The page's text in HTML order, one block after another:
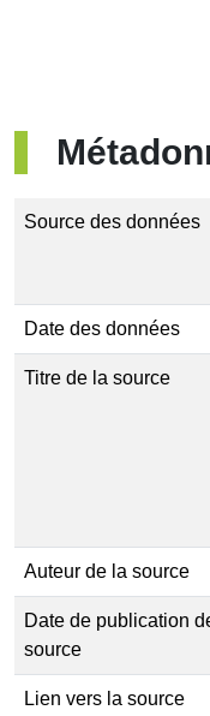
Source des données
Date des données
Titre de la source
Auteur de la source
Date de publication
source
Lien vers la source